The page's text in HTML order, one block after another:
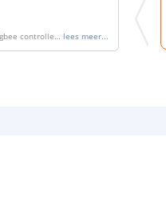
controller - lees meer...